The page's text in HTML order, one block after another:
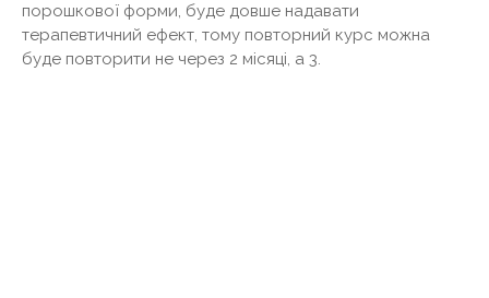
порошкової форми, буде довше надавати
терапевтичний ефект, тому повторний курс можна
буде повторити не через 2 місяці, а 3.